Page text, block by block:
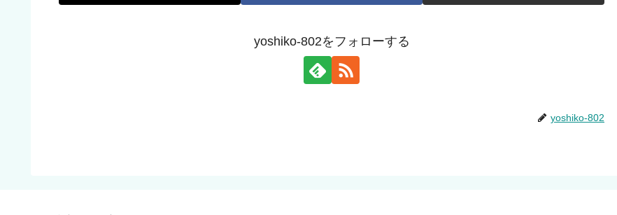
yoshiko-802をフォローする
yoshiko-802